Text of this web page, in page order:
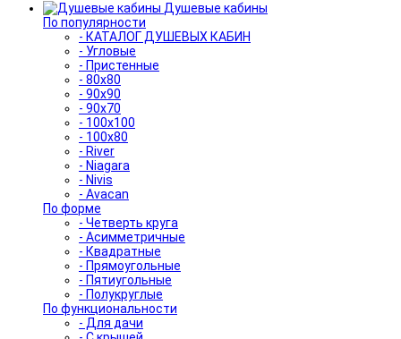
Душевые кабины
По популярности
- КАТАЛОГ ДУШЕВЫХ КАБИН
- Угловые
- Пристенные
- 80x80
- 90x90
- 90x70
- 100x100
- 100x80
- River
- Niagara
- Nivis
- Avacan
По форме
- Четверть круга
- Асимметричные
- Квадратные
- Прямоугольные
- Пятиугольные
- Полукруглые
По функциональности
- Для дачи